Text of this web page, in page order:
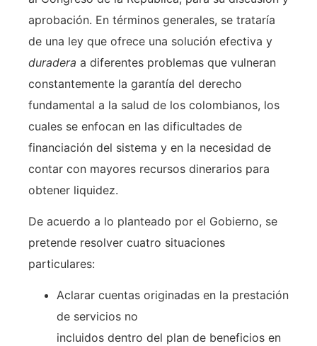
aprobación. En términos generales, se trataría
de una ley que ofrece una solución efectiva y
duradera a diferentes problemas que vulneran
constantemente la garantía del derecho
fundamental a la salud de los colombianos, los
cuales se enfocan en las dificultades de
financiación del sistema y en la necesidad de
contar con mayores recursos dinerarios para
obtener liquidez.
De acuerdo a lo planteado por el Gobierno, se
pretende resolver cuatro situaciones
particulares:
Aclarar cuentas originadas en la prestación
de servicios no
incluidos dentro del plan de beneficios en